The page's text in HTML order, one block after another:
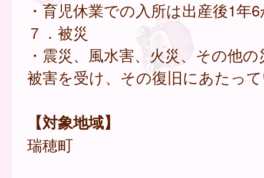
・育児休業での入所は出産後1年
７．被災
・震災、風水害、火災、その他
被害を受け、その復旧にあたっ
【対象地域】
瑞穂町